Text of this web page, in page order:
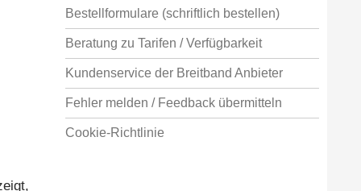
Bestellformulare (schriftlich bestellen)
Beratung zu Tarifen / Verfügbarkeit
Kundenservice der Breitband Anbieter
Fehler melden / Feedback übermitteln
Cookie-Richtlinie